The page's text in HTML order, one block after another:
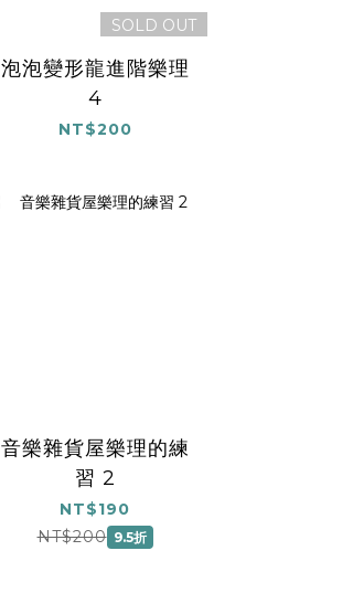
SOLD OUT
泡泡變形龍進階樂理
4
NT$200
音樂雜貨屋樂理的練
習 2
NT$190
NT$200 9.5折